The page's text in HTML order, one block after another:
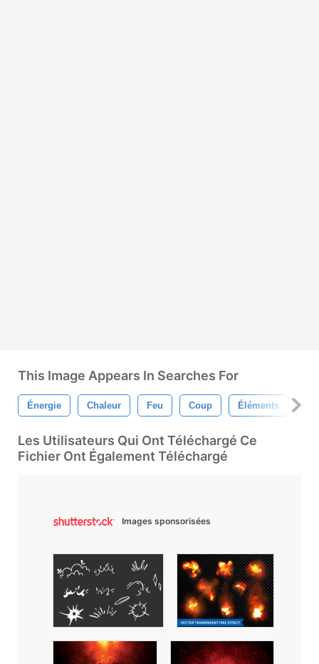
This Image Appears In Searches For
Énergie Chaleur Feu Coup Éléments
Les Utilisateurs Qui Ont Téléchargé Ce
Fichier Ont Également Téléchargé
Images sponsorisées